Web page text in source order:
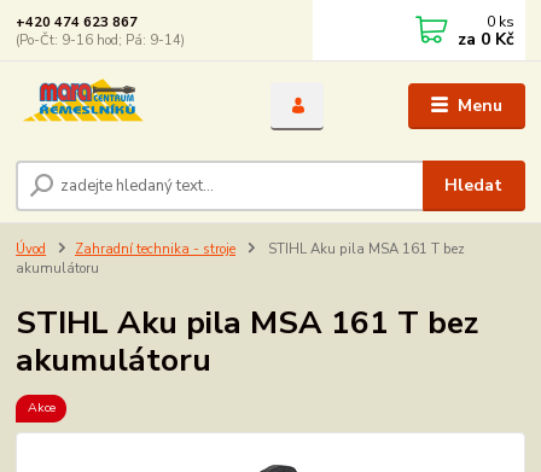
Menu
Hledat
+420 474 623 867
(Po-Čt: 9-16 hod; Pá: 9-14)
0 ks
za 0 Kč
Úvod Zahradní technika - stroje
STIHL Aku pila MSA 161 T bez
akumulátoru
STIHL Aku pila MSA 161 T bez
akumulátoru
Akce